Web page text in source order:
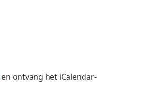
en ontvang het iCalendar-